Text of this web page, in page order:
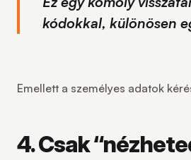
kódokkal, különösen
Emellett a személyes adatok
4. Csak